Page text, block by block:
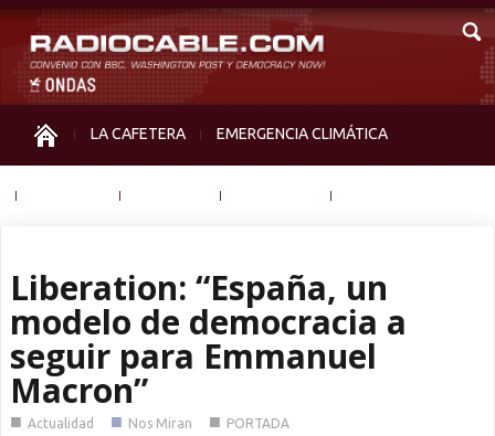
LA CAFETERA EMERGENCIA CLIMÁTICA
Liberation: “España, un
modelo de democracia a
seguir para Emmanuel
Macron”
■ Actualidad ■ Nos Miran ■ PORTADA